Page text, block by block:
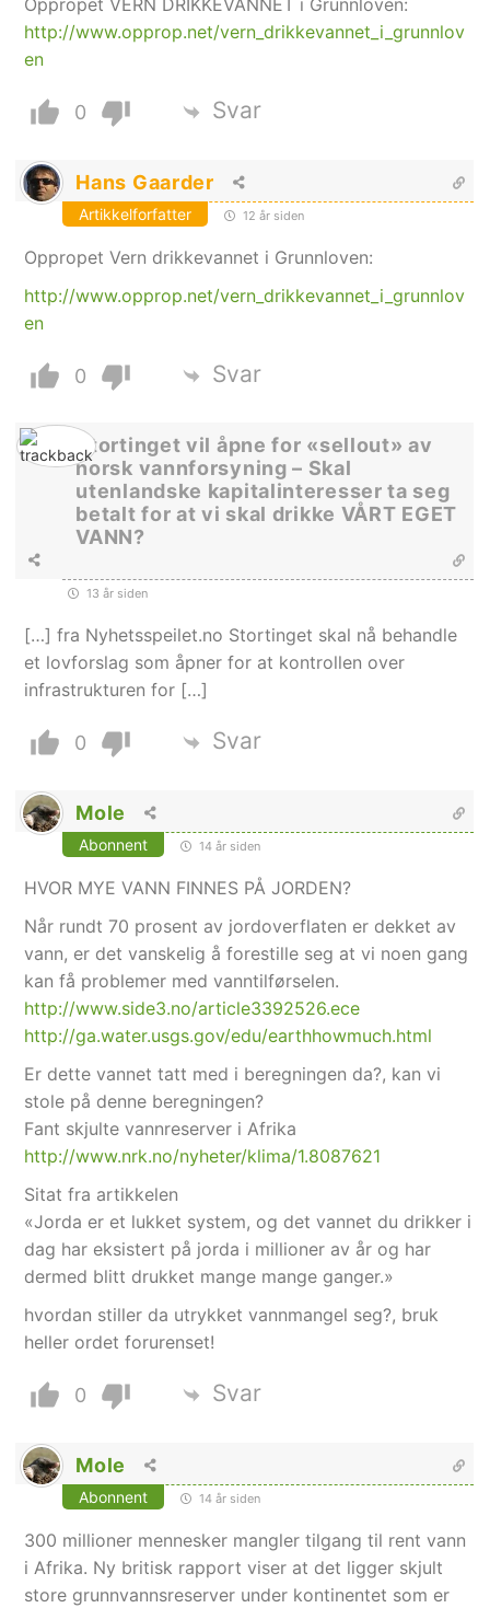
Oppropet VERN DRIKKEVANNET i Grunnloven:
http://www.opprop.net/vern_drikkevannet_i_grunnlov
en
0 Svar
Hans Gaarder
Artikkelforfatter 12 år siden
Oppropet Vern drikkevannet i Grunnloven:
http://www.opprop.net/vern_drikkevannet_i_grunnlov
en
0 Svar
Stortinget vil åpne for «sellout» av
norsk vannforsyning – Skal
utenlandske kapitalinteresser ta seg
betalt for at vi skal drikke VÅRT EGET
VANN?
13 år siden
[…] fra Nyhetsspeilet.no Stortinget skal nå behandle
et lovforslag som åpner for at kontrollen over
infrastrukturen for […]
0 Svar
Mole
Abonnent 14 år siden
HVOR MYE VANN FINNES PÅ JORDEN?
Når rundt 70 prosent av jordoverflaten er dekket av
vann, er det vanskelig å forestille seg at vi noen gang
kan få problemer med vanntilførselen.
http://www.side3.no/article3392526.ece
http://ga.water.usgs.gov/edu/earthhowmuch.html
Er dette vannet tatt med i beregningen da?, kan vi
stole på denne beregningen?
Fant skjulte vannreserver i Afrika
http://www.nrk.no/nyheter/klima/1.8087621
Sitat fra artikkelen
«Jorda er et lukket system, og det vannet du drikker i
dag har eksistert på jorda i millioner av år og har
dermed blitt drukket mange mange ganger.»
hvordan stiller da utrykket vannmangel seg?, bruk
heller ordet forurenset!
0 Svar
Mole
Abonnent 14 år siden
300 millioner mennesker mangler tilgang til rent vann
i Afrika. Ny britisk rapport viser at det ligger skjult
store grunnvannsreserver under kontinentet som er